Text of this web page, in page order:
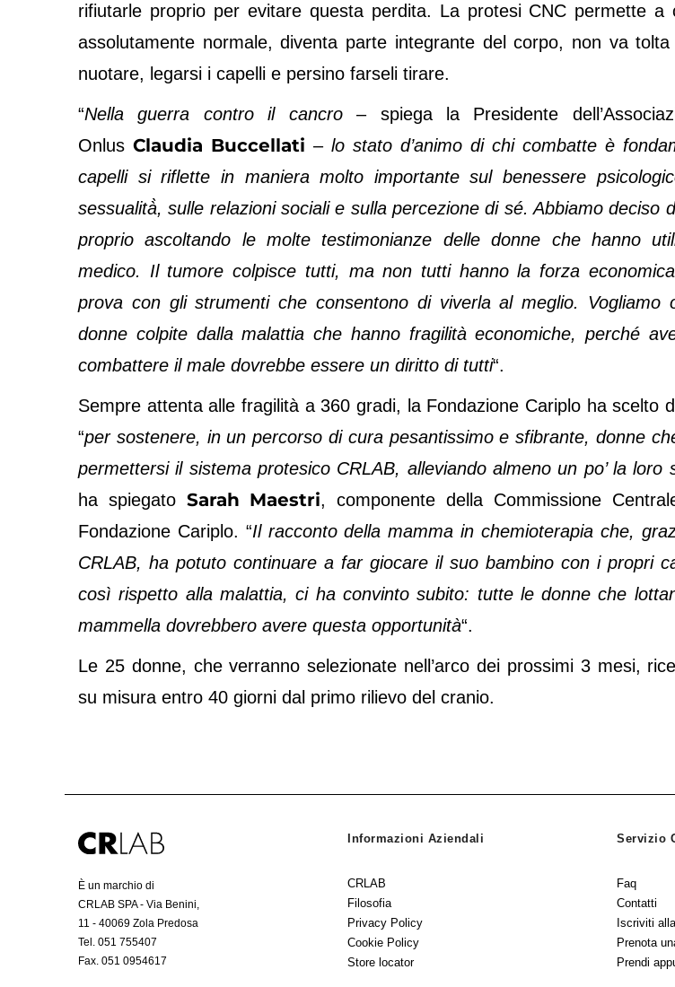
rifiutarle proprio per evitare questa perdita. La protesi CNC permette
assolutamente normale, diventa parte integrante del corpo, non va
nuotare, legarsi i capelli e persino farseli tirare.
“Nella guerra contro il cancro– spiega la Presidente
Onlus Claudia Buccellati – lo stato d’animo di chi combatte è
capelli si riflette in maniera molto importante sul benessere
sessualità̀, sulle relazioni sociali e sulla percezione di sé. Abbiamo deciso
proprio ascoltando le molte testimonianze delle donne che hanno
medico. Il tumore colpisce tutti, ma non tutti hanno la forza
prova con gli strumenti che consentono di viverla al meglio. Vogliamo
donne colpite dalla malattia che hanno fragilità economiche, perché
combattere il male dovrebbe essere un diritto di tutti“.
Sempre attenta alle fragilità a 360 gradi, la Fondazione Cariplo ha scelto
“per sostenere, in un percorso di cura pesantissimo e sfibrante, donne
permettersi il sistema protesico CRLAB, alleviando almeno un po’ la loro
ha spiegato Sarah Maestri, componente della Commissione
Fondazione Cariplo. “Il racconto della mamma in chemioterapia che,
CRLAB, ha potuto continuare a far giocare il suo bambino con i propri
così rispetto alla malattia, ci ha convinto subito: tutte le donne che
mammella dovrebbero avere questa opportunità“.
Le 25 donne, che verranno selezionate nell’arco dei prossimi 3 mesi,
su misura entro 40 giorni dal primo rilievo del cranio.
È un marchio di
CRLAB SPA - Via Benini,
11 - 40069 Zola Predosa
Tel. 051 755407
Fax. 051 0954617
Informazioni Aziendali
CRLAB
Filosofia
Privacy Policy
Cookie Policy
Store locator
Servizio
Faq
Contatti
Iscriviti
Prenota
Prendi